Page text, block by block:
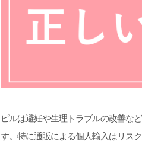
ピルは避妊や生理トラブルの改善な
す。特に通販による個人輸入はリス